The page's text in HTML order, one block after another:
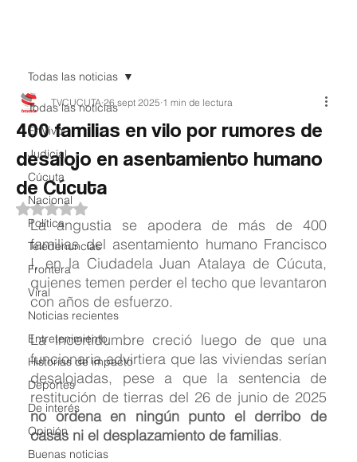
Todas las noticias
EnVivo
Judicial
Cúcuta
Nacional
Política
Teledenuncias
Frontera
Viral
Noticias recientes
Entretenimiento
Historias de impacto
Deportes
De interés
Opinión
Buenas noticias
Todas las noticias
400 familias en vilo por rumores de
desalojo en asentamiento humano
de Cúcuta
TVCUCUTA 26 sept 2025 1 min de lectura
Obtuvo NaN de 5 estrellas.
La angustia se apodera de más de 400
familias del asentamiento humano Francisco
I, en la Ciudadela Juan Atalaya de Cúcuta,
quienes temen perder el techo que levantaron
con años de esfuerzo.
La incertidumbre creció luego de que una
funcionaria advirtiera que las viviendas serían
desalojadas, pese a que la sentencia de
no ordena en ningún punto el derribo de
casas ni el desplazamiento de familias.